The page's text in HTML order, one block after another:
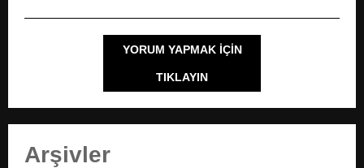
YORUM YAPMAK IÇIN
TIKLAYIN
Arşivler